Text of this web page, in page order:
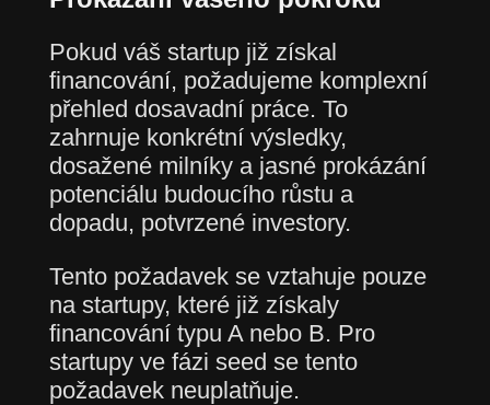
Pokud váš startup již získal
financování, požadujeme komplexní
přehled dosavadní práce. To
zahrnuje konkrétní výsledky,
dosažené milníky a jasné prokázání
potenciálu budoucího růstu a
dopadu, potvrzené investory.
Tento požadavek se vztahuje pouze
na startupy, které již získaly
financování typu A nebo B. Pro
startupy ve fázi seed se tento
požadavek neuplatňuje.